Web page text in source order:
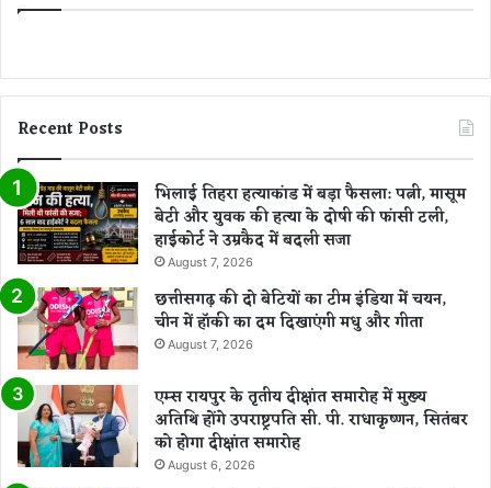
Recent Posts
भिलाई तिहरा हत्याकांड में बड़ा फैसला: पत्नी, मासूम
बेटी और युवक की हत्या के दोषी की फांसी टली,
हाईकोर्ट ने उम्रकैद में बदली सजा
August 7, 2026
छत्तीसगढ़ की दो बेटियों का टीम इंडिया में चयन,
चीन में हॉकी का दम दिखाएंगी मधु और गीता
August 7, 2026
एम्स रायपुर के तृतीय दीक्षांत समारोह में मुख्य
अतिथि होंगे उपराष्ट्रपति सी. पी. राधाकृष्णन, सितंबर
को होगा दीक्षांत समारोह
August 6, 2026